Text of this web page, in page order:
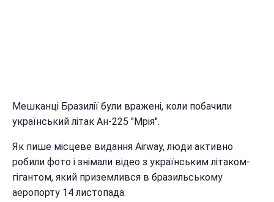
Мешканці Бразилії були вражені, коли побачили
український літак Ан-225 "Мрія".
Як пише місцеве видання Airway, люди активно
робили фото і знімали відео з українським літаком-
гігантом, який приземлився в бразильському
аеропорту 14 листопада.